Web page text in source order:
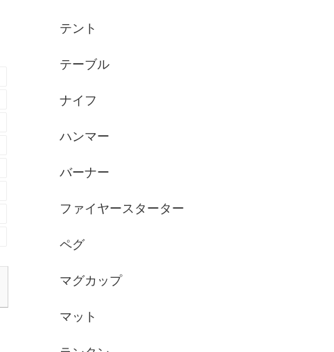
テント
テーブル
ナイフ
ハンマー
バーナー
ファイヤースターター
ペグ
マグカップ
マット